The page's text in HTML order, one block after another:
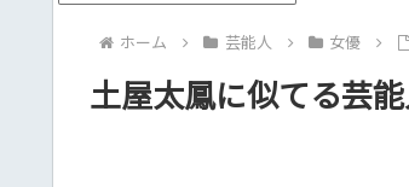
ホーム 芸能人 女優
土屋太鳳に似てる芸